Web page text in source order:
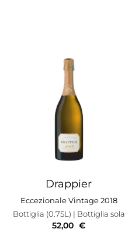
Drappier
Eccezionale Vintage 2018
Bottiglia (0.75L) | Bottiglia sola
52,00 €